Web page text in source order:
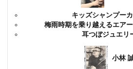
キッズシャンプー
梅雨時期を乗り越えるエア
耳つぼジュエリ
小林